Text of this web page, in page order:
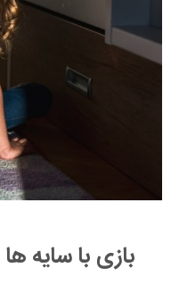
بازی با سایه